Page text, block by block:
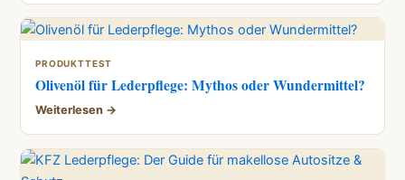
PRODUKTTEST
Olivenöl für Lederpflege: Mythos oder Wundermittel?
Weiterlesen →